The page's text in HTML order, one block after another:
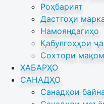
Роҳбарият
Дастгоҳи
Намояндагиҳо
Қабулгоҳҳои
Сохтори
ХАБАРҲО
САНАДҲО
Санадҳои